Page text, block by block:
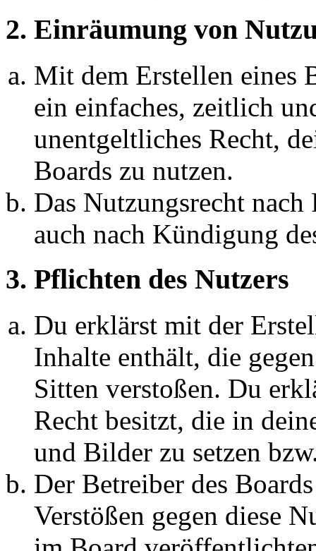
2. Einräumung von
Mit dem Erstellen eines
ein einfaches, zeitlich
unentgeltliches Recht,
Boards zu nutzen.
Das Nutzungsrecht
auch nach Kündigung
3. Pflichten des Nutzers
Du erklärst mit der
Inhalte enthält, die
Sitten verstoßen. Du
Recht besitzt, die in
und Bilder zu setzen
Der Betreiber des
Verstößen gegen diese